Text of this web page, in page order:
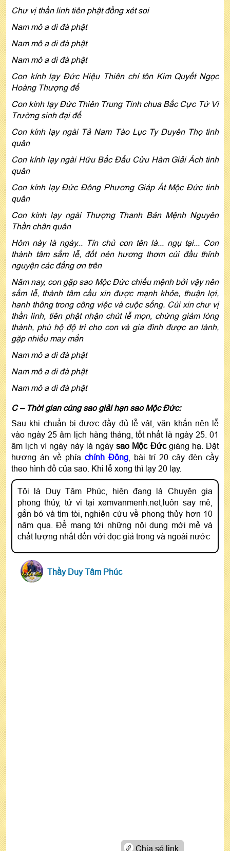
Chư vị thần linh tiên phật đồng xét soi
Nam mô a di đà phật
Nam mô a di đà phật
Nam mô a di đà phật
Con kính lạy Đức Hiệu Thiên chí tôn Kim Quyết Ngọc
Hoàng Thượng đế
Con kính lạy Đức Thiên Trung Tinh chua Bắc Cực Tử Vi
Trường sinh đại đế
Con kính lạy ngài Tả Nam Tào Lục Ty Duyên Thọ tinh
quân
Con kính lạy ngài Hữu Bắc Đẩu Cửu Hàm Giải Ách tinh
quân
Con kính lạy Đức Đông Phương Giáp Ất Mộc Đức tinh
quân
Con kính lạy ngài Thượng Thanh Bản Mệnh Nguyên
Thần chân quân
Hôm này là ngày... Tín chủ con tên là... ngụ tại... Con
thành tâm sắm lễ, đốt nén hương thơm cúi đầu thỉnh
nguyện các đấng ơn trên
Năm nay, con gặp sao Mộc Đức chiếu mệnh bởi vậy nên
sắm lễ, thành tâm cầu xin được mạnh khỏe, thuận lợi,
hanh thông trong công việc và cuộc sống. Cúi xin chư vị
thần linh, tiên phật nhận chút lễ mọn, chứng giám lòng
thành, phù hộ độ trì cho con và gia đình được an lành,
gặp nhiều may mắn
Nam mô a di đà phật
Nam mô a di đà phật
Nam mô a di đà phật
C – Thời gian cúng sao giải hạn sao Mộc Đức:
Sau khi chuẩn bị được đầy đủ lễ vật, văn khấn nên lễ
vào ngày 25 âm lịch hàng tháng, tốt nhất là ngày 25. 01
âm lịch vì ngày này là ngàysao Mộc Đứcgiáng hạ. Đặt
hương án về phía chính Đông , bài trí 20 cây đèn cầy
theo hình đồ của sao. Khi lễ xong thì lạy 20 lạy.
Tôi là Duy Tâm Phúc, hiện đang là Chuyên gia
phong thủy, tử vi tại xemvanmenh.net,luôn say mê,
gắn bó và tìm tòi, nghiên cứu về phong thủy hơn 10
năm qua. Để mang tới những nội dung mới mẻ và
chất lượng nhất đến với đọc giả trong và ngoài nước
Thầy Duy Tâm Phúc
Chia sẻ link